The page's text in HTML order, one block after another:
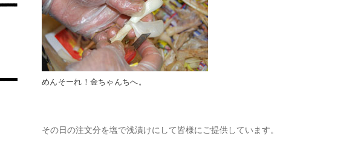
めんそーれ！金ちゃんちへ。
その日の注文分を塩で浅漬けにして皆様にご提供しています。